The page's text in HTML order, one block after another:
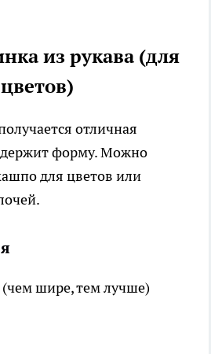
из рукава (для
отличная
держит форму. Можно
для цветов или
(чем шире, тем лучше)